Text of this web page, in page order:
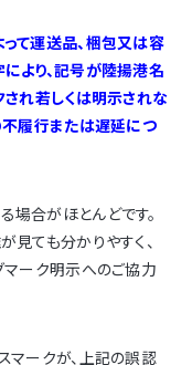
て運送品、梱包又は容
より、記号が陸揚港名
され若しくは明示されな
不履行または遅延につ
合がほとんどです。
見ても分かりやすく、
マーク明示へのご協力
マークが、上記の誤認